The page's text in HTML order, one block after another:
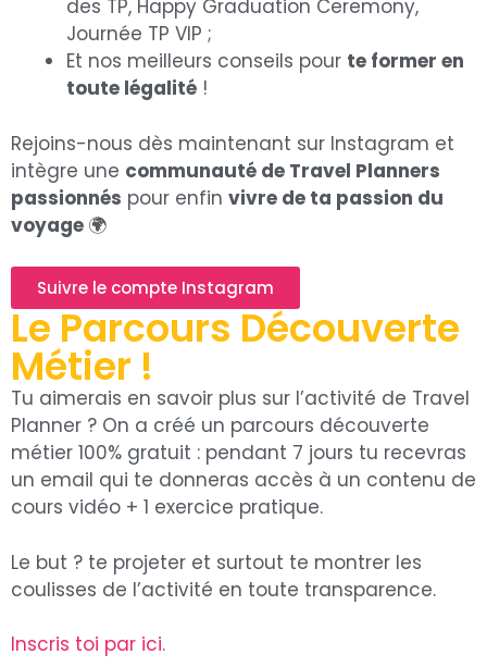
des TP, Happy Graduation Ceremony,
Journée TP VIP ;
Et nos meilleurs conseils pour te former en
toute légalité !
Rejoins-nous dès maintenant sur Instagram et
intègre une communauté de Travel Planners
passionnés pour enfin vivre de ta passion du
voyage 🌍
Suivre le compte Instagram
Le Parcours Découverte
Métier !
Tu aimerais en savoir plus sur l’activité de Travel
Planner ? On a créé un parcours découverte
métier 100% gratuit : pendant 7 jours tu recevras
un email qui te donneras accès à un contenu de
cours vidéo + 1 exercice pratique.
Le but ? te projeter et surtout te montrer les
coulisses de l’activité en toute transparence.
Inscris toi par ici.